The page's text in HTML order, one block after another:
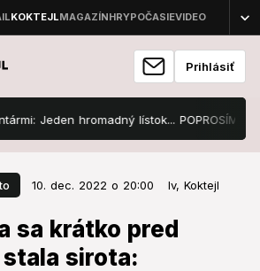
Prihlásiť
hromadný lístok... POPROSÍM
10. dec. 2022 o 20:00 lv, Koktejl
sa krátko pred
sirota:
2022 o 20:00
krátko pred
sirota: Príšerné,